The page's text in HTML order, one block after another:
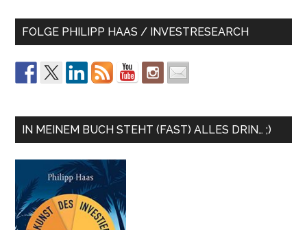
FOLGE PHILIPP HAAS / INVESTRESEARCH
IN MEINEM BUCH STEHT (FAST) ALLES DRIN… ;)